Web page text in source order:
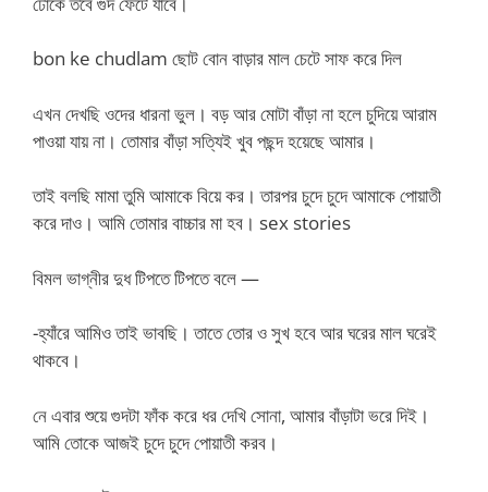
bon ke chudlam ছোট বোন বাড়ার মাল চেটে সাফ করে দিল
এখন দেখছি ওদের ধারনা ভুল। বড় আর মোটা বাঁড়া না হলে চুদিয়ে আরাম
পাওয়া যায় না। তোমার বাঁড়া সত্যিই খুব পছন্দ হয়েছে আমার।
তাই বলছি মামা তুমি আমাকে বিয়ে কর। তারপর চুদে চুদে আমাকে পোয়াতী
করে দাও। আমি তোমার বাচ্চার মা হব। sex stories
বিমল ভাগ্নীর দুধ টিপতে টিপতে বলে —
-হ্যাঁরে আমিও তাই ভাবছি। তাতে তোর ও সুখ হবে আর ঘরের মাল ঘরেই
থাকবে।
নে এবার শুয়ে গুদটা ফাঁক করে ধর দেখি সোনা, আমার বাঁড়াটা ভরে দিই।
আমি তোকে আজই চুদে চুদে পোয়াতী করব।